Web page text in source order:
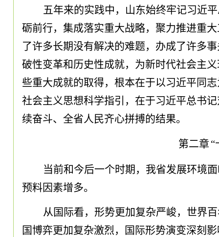
五年来的实践中 ，
山东始终牢记习近
砺前行， 集成落实重大战略， 聚力推进重
了许多长期没有解决的难题， 办成了许多
破性变革和历史性成就， 为新时代社会主
些重大成就的取得， 根本在于以习近平同
社会主义思想科学指引 ， 在于习近平总书
续奋斗、全省人民齐心拼搏的结果。
第二章 “
当前和今后一个时期 ， 我省发展环境
预料因素增多。
从国际看， 形势更加复杂严峻， 世界
国博弈更加复杂激烈 ，
国际形势演变深刻